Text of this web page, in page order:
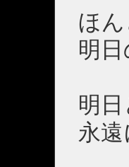
ほ
明
明
永